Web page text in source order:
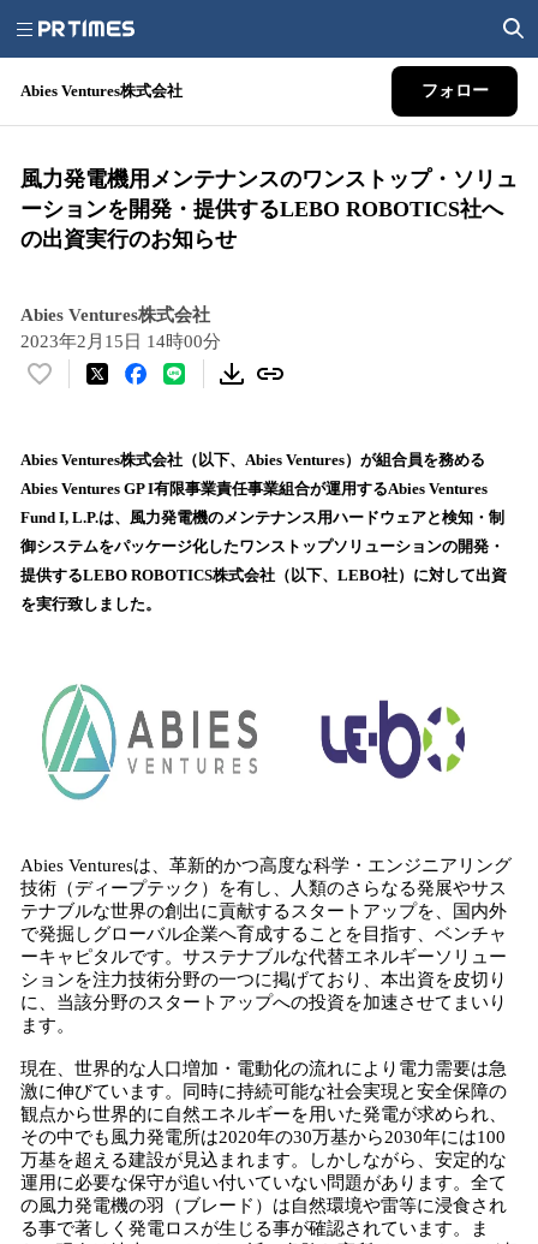
Abies Ventures株式会社 フォロー
風力発電機用メンテナンスのワンストップ・ソリュ
ーションを開発・提供するLEBO ROBOTICS社へ
の出資実行のお知らせ
Abies Ventures株式会社
2023年2月15日 14時00分
い
！
数
を
読
込
み
Abies Ventures株式会社（以下、Abies Ventures）が組合員を務める
Abies Ventures GP I有限事業責任事業組合が運用するAbies Ventures
Fund I, L.P.は、風力発電機のメンテナンス用ハードウェアと検知・制
御システムをパッケージ化したワンストップソリューションの開発・
提供するLEBO ROBOTICS株式会社（以下、LEBO社）に対して出資
を実行致しました。
Abies Venturesは、革新的かつ高度な科学・エンジニアリング
技術（ディープテック）を有し、人類のさらなる発展やサス
テナブルな世界の創出に貢献するスタートアップを、国内外
で発掘しグローバル企業へ育成することを目指す、ベンチャ
ーキャピタルです。サステナブルな代替エネルギーソリュー
ションを注力技術分野の一つに掲げており、本出資を皮切り
に、当該分野のスタートアップへの投資を加速させてまいり
ます。
現在、世界的な人口増加・電動化の流れにより電力需要は急
激に伸びています。同時に持続可能な社会実現と安全保障の
観点から世界的に自然エネルギーを用いた発電が求められ、
その中でも風力発電所は2020年の30万基から2030年には100
万基を超える建設が見込まれます。しかしながら、安定的な
運用に必要な保守が追い付いていない問題があります。全て
の風力発電機の羽（ブレード）は自然環境や雷等に浸食され
る事で著しく発電ロスが生じる事が確認されています。ま